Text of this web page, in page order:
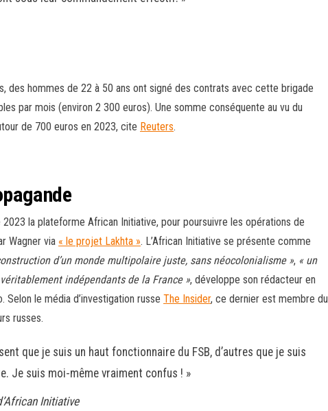
des hommes de 22 à 50 ans ont signé des contrats avec cette brigade
par mois (environ 2 300 euros). Une somme conséquente au vu du
de 700 euros en 2023, cite Reuters.
2023 la plateforme African Initiative, pour poursuivre les opérations de
Wagner via « le projet Lakhta ». L’African Initiative se présente comme
d’un monde multipolaire juste, sans néocolonialisme », « un
indépendants de la France », développe son rédacteur en
le média d’investigation russe The Insider, ce dernier est membre du
russes.
que je suis un haut fonctionnaire du FSB, d’autres que je suis
Je suis moi-même vraiment confus ! »
Initiative